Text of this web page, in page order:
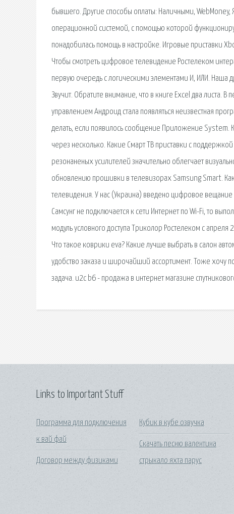
бывшего. Другие способы оплаты: Наличными, WebMoney,
операционной системой, с помощью которой
понадобилась помощь в настройке. Игровые приставки
Чтобы смотреть цифровое телевидение Ростелеком
первую очередь с логическими элементами И, ИЛИ.
Звучит. Обратите внимание, что в книге Excel два
управлением Андроид стала появляться неизвестная
делать, если появилось сообщение Приложение System.
через несколько. Какие Смарт ТВ приставки с
резонаненых усилителей значительно облегчает
обновлению прошивки в телевизорах Samsung Smart.
телевидения. У нас (Украина) введено цифровое
Самсунг не подключается к сети Интернет по Wi-Fi, то
модуль условного доступа Триколор Ростелеком с
Что такое коврики eva? Какие лучше выбрать в салон
удобство заказа и широчайший ассортимент. Тоже хочу
задача. u2c b6 - продажа в интернет магазине
Links to Important Stuff
Программа для подключения
к вай фай
Договор между физиками
Кубик в кубе озвучка
Скачать песню валентина
стрыкало яхта парус